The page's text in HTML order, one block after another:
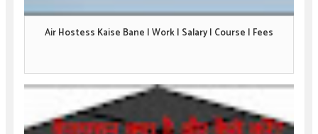
Air Hostess Kaise Bane | Work | Salary | Course | Fees